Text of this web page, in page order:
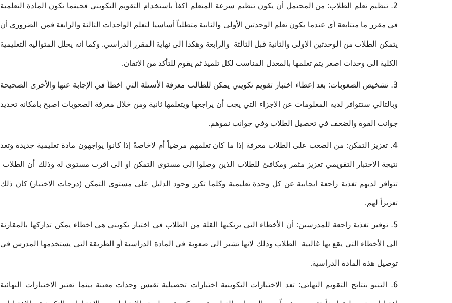
تنظيم تعلم الطلاب: من المحتمل أن يكون تنظيم سرعة المتعلم اكفأً باستخدام التقويم التكويني فحينما تكون المادة التعلمية
في مقرر ما متتابعة أي عندما يكون تعلم الوحدتين الأولى والثانية متطلباً أساسيا لتعلم الواحدات الثالثة والرابعة فمن الضروري أن
يتمكن الطلاب من الوحدتين الاولى والثانية قبل الثالثة والرابعة وهكذا الى نهاية المقرر الدراسي. وكما انه يحلل المتواليه التعليمية
الكلية الى وحدات اصغر يتم تعلمها بالمعدل المناسب لكل تلميذ ثم يقوم للتأكد من الاتقان.
تشخيص الصعوبات: بعد إعطاء اختبار تقويم تكويني يمكن للطالب معرفة الأسئلة التي اخطأ في الإجابة عنها والأخرى الصحيحة
وبالتالي ستتوافر لديه المعلومات عن الاجزاء التي يجب أن يراجعها ويتعلمها ثانية ومن خلال معرفة الصعوبات اصبح بامكانه تحديد
جوانب القوة والضعف في تحصيل الطلاب وفي جوانب نموهم.
تعزيز التمكن: من الصعب على الطلاب معرفة إذا ما كان تعلمهم مرضياً أم لاخاصةً إذا كانوا يواجهون مادة تعليمية جديدة وتعد
نتيجة الاختبار التقويمي تعزيز مثمر ومكافئ للطلاب الذين وصلوا إلى مستوى التمكن او الى اقرب مستوى له وذلك أن الطلاب
تتوافر لديهم تغذية راجعة ايجابية عن كل وحدة تعليمية وكلما تكرر وجود الدليل على مستوى التمكن (درجات الاختبار) كان ذلك
تعزيزاً لهم.
توفير تغذية راجعة للمدرسين: أن الأخطاء التي يرتكبها القلة من الطلاب في اختبار تكويني هي اخطاء يمكن تداركها بالمقارنة
الى الأخطاء التي يقع بها غالبية الطلاب وذلك لانها تشير الى صعوبة في المادة الدراسية أو الطريقة التي يستخدمها المدرس في
توصيل هذه المادة الدراسية.
التنبؤ بنتائج التقويم النهائي: تعد الاختبارات التكوينية اختبارات تحصيلية تقيس وحدات معينة بينما تعتبر الاختبارات النهائية